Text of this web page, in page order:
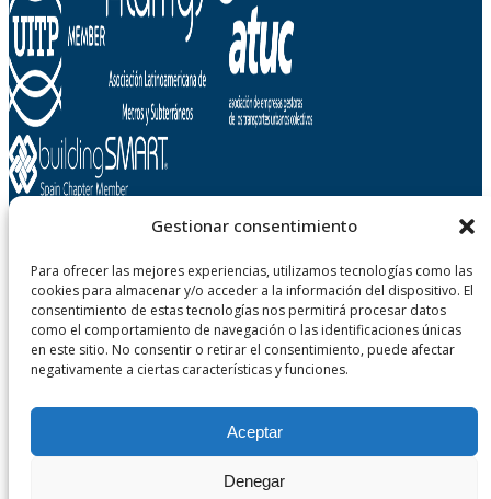
Gestionar consentimiento
Para ofrecer las mejores experiencias, utilizamos tecnologías como las
cookies para almacenar y/o acceder a la información del dispositivo. El
consentimiento de estas tecnologías nos permitirá procesar datos
como el comportamiento de navegación o las identificaciones únicas
en este sitio. No consentir o retirar el consentimiento, puede afectar
negativamente a ciertas características y funciones.
Aceptar
Denegar
Metropolitano de Tenerife, SA
Carretera Gral. La Cuesta - Taco, n° 124
38108 San Cristobal de La Laguna - Tenerife
Canary Islands, Spain